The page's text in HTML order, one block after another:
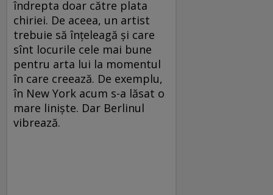
îndrepta doar către plata
chiriei. De aceea, un artist
trebuie să înţeleagă şi care
sînt locurile cele mai bune
pentru arta lui la momentul
în care creează. De exemplu,
în New York acum s-a lăsat o
mare linişte. Dar Berlinul
vibrează.